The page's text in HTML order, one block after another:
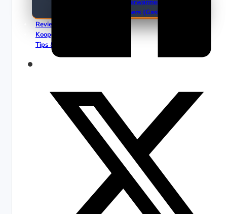
Elektrische Terrasverwarmers
Gas Terrasverwarmers (Gasheaters)
Reviews
Koopgidsen
Tips & Trends